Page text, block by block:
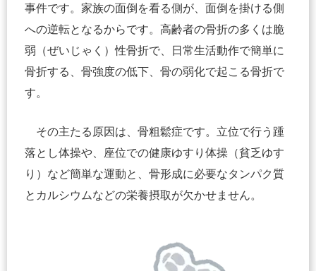
事件です。家族の面倒を看る側が、面倒を掛ける側
への逆転となるからです。高齢者の骨折の多くは脆
弱（ぜいじゃく）性骨折で、日常生活動作で簡単に
骨折する、骨強度の低下、骨の弱化で起こる骨折で
す。
その主たる原因は、骨粗鬆症です。立位で行う踵
落とし体操や、座位での健康ゆすり体操（貧乏ゆす
り）など簡単な運動と、骨形成に必要なタンパク質
とカルシウムなどの栄養摂取が欠かせません。